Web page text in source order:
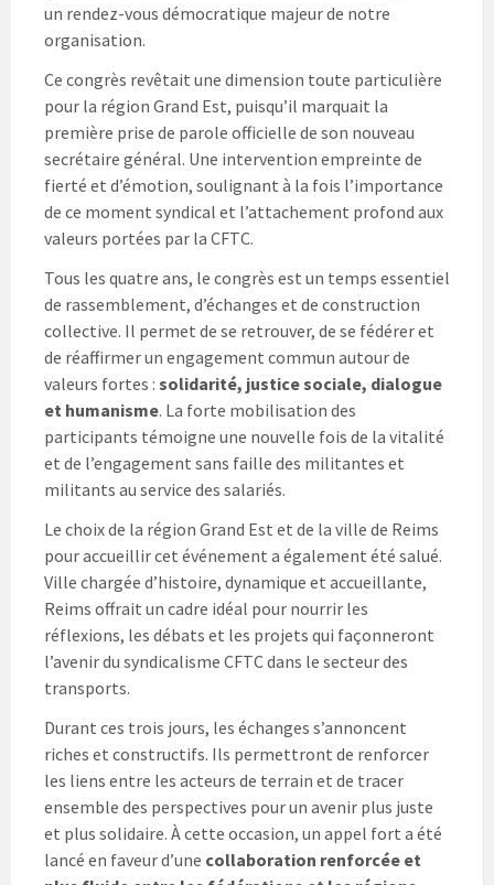
un rendez-vous démocratique majeur de notre
organisation.
Ce congrès revêtait une dimension toute particulière
pour la région Grand Est, puisqu’il marquait la
première prise de parole officielle de son nouveau
secrétaire général. Une intervention empreinte de
fierté et d’émotion, soulignant à la fois l’importance
de ce moment syndical et l’attachement profond aux
valeurs portées par la CFTC.
Tous les quatre ans, le congrès est un temps essentiel
de rassemblement, d’échanges et de construction
collective. Il permet de se retrouver, de se fédérer et
de réaffirmer un engagement commun autour de
valeurs fortes : solidarité, justice sociale, dialogue
et humanisme. La forte mobilisation des
participants témoigne une nouvelle fois de la vitalité
et de l’engagement sans faille des militantes et
militants au service des salariés.
Le choix de la région Grand Est et de la ville de Reims
pour accueillir cet événement a également été salué.
Ville chargée d’histoire, dynamique et accueillante,
Reims offrait un cadre idéal pour nourrir les
réflexions, les débats et les projets qui façonneront
l’avenir du syndicalisme CFTC dans le secteur des
transports.
Durant ces trois jours, les échanges s’annoncent
riches et constructifs. Ils permettront de renforcer
les liens entre les acteurs de terrain et de tracer
ensemble des perspectives pour un avenir plus juste
et plus solidaire. À cette occasion, un appel fort a été
lancé en faveur d’une collaboration renforcée et